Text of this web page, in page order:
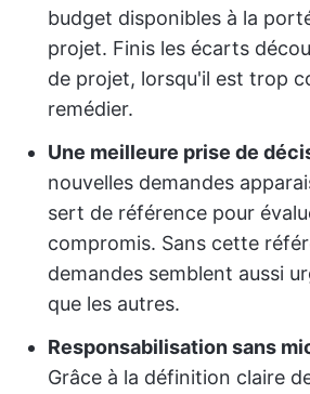
budget disponibles à la
projet. Finis les écarts
de projet, lorsqu'il est trop
remédier.
Une meilleure prise de
nouvelles demandes
sert de référence pour
compromis. Sans cette
demandes semblent aussi
que les autres.
Responsabilisation sans
Grâce à la définition claire